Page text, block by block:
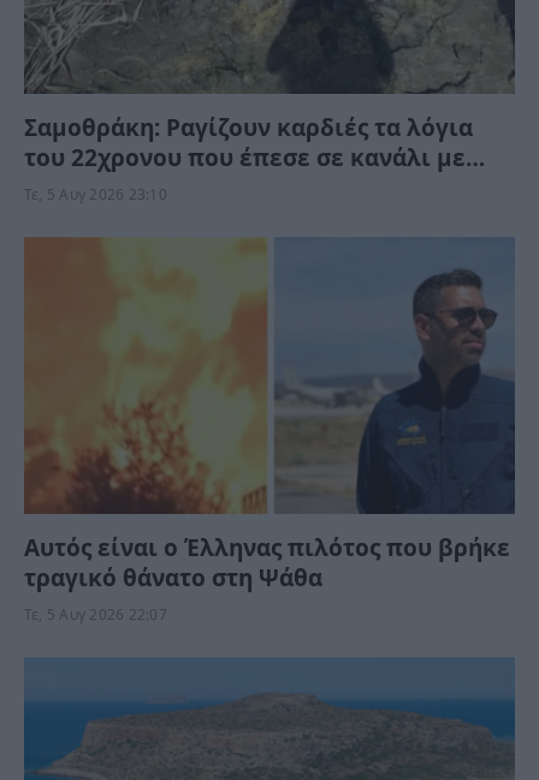
Σαμοθράκη: Ραγίζουν καρδιές τα λόγια
του 22χρονου που έπεσε σε κανάλι με
καυτό νερό – “Μαμά νόμιζες…”
Τε, 5 Αυγ 2026 23:10
Αυτός είναι ο Έλληνας πιλότος που βρήκε
τραγικό θάνατο στη Ψάθα
Τε, 5 Αυγ 2026 22:07